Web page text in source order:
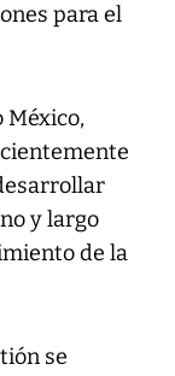
para el
México,
y largo
de la
se